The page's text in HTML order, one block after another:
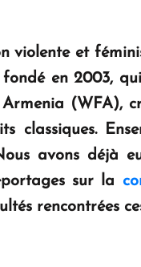
violente et
en 2003,
(WFA),
classiques.
avons déjà
sur la
rencontrées